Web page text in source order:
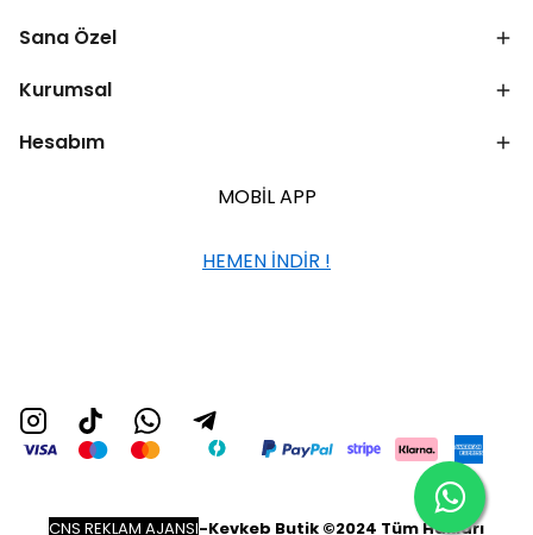
Sana Özel
Kurumsal
Hesabım
MOBİL APP
HEMEN İNDİR !
CNS REKLAM AJANSI-Kevkeb Butik ©2024 Tüm Hakları